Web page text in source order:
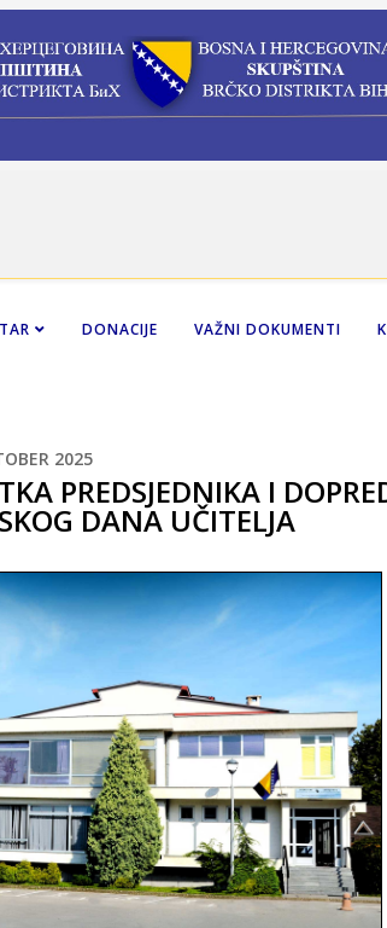
DONACIJE VAŽNI DOKUMENTI
2025
PREDSJEDNIKA I
DANA UČITELJA